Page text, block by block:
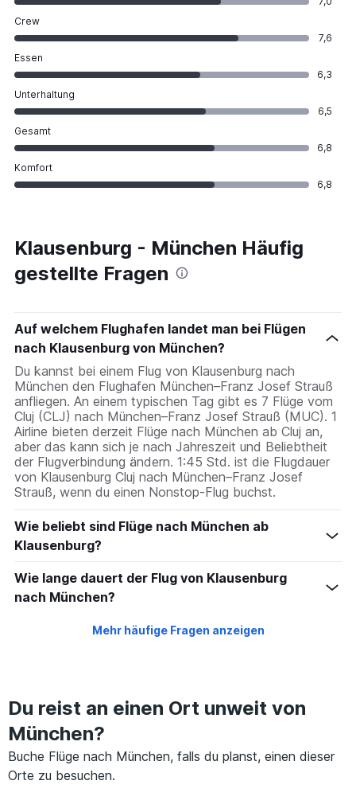
Crew
7,6
Essen
6,3
Unterhaltung
6,5
Gesamt
6,8
Komfort
6,8
Klausenburg - München Häufig
gestellte Fragen
Auf welchem Flughafen landet man bei Flügen
nach Klausenburg von München?
Du kannst bei einem Flug von Klausenburg nach
München den Flughafen München–Franz Josef Strauß
anfliegen. An einem typischen Tag gibt es 7 Flüge vom
Cluj (CLJ) nach München–Franz Josef Strauß (MUC). 1
Airline bieten derzeit Flüge nach München ab Cluj an,
aber das kann sich je nach Jahreszeit und Beliebtheit
der Flugverbindung ändern. 1:45 Std. ist die Flugdauer
von Klausenburg Cluj nach München–Franz Josef
Strauß, wenn du einen Nonstop-Flug buchst.
Wie beliebt sind Flüge nach München ab
Klausenburg?
Wie lange dauert der Flug von Klausenburg
nach München?
Mehr häufige Fragen anzeigen
Du reist an einen Ort unweit von
München?
Buche Flüge nach München, falls du planst, einen dieser
Orte zu besuchen.